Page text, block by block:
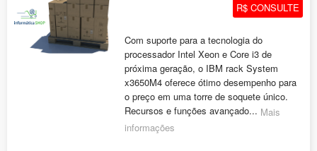
R$ CONSULTE
Com suporte para a tecnologia do
processador Intel Xeon e Core i3 de
próxima geração, o IBM rack System
x3650M4 oferece ótimo desempenho para
o preço em uma torre de soquete único.
Recursos e funções avançado... Mais
informações